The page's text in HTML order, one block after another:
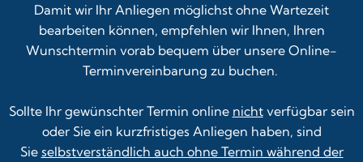
Damit wir Ihr Anliegen möglichst ohne Wartezeit
bearbeiten können, empfehlen wir Ihnen, Ihren
Wunschtermin vorab bequem über unsere Online-
Terminvereinbarung zu buchen.
Sollte Ihr gewünschter Termin online nichtverfügbar sein
oder Sie ein kurzfristiges Anliegen haben, sind
Sie selbstverständlich auch ohne Termin während der